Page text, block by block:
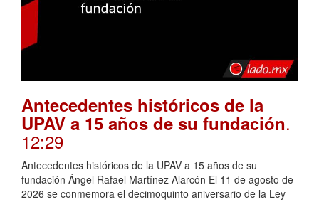
Antecedentes históricos de la
UPAV a 15 años de su fundación.
12:29
Antecedentes históricos de la UPAV a 15 años de su
fundación Ángel Rafael Martínez Alarcón El 11 de agosto de
2026 se conmemora el decimoquinto aniversario de la Ley